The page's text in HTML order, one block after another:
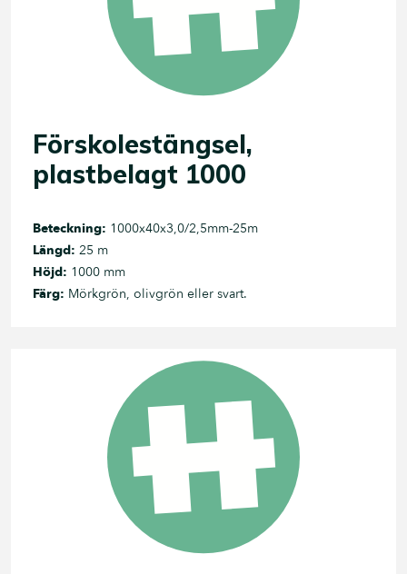
Förskolestängsel,
plastbelagt 1000
Beteckning: 1000x40x3,0/2,5mm-25m
Längd: 25 m
Höjd: 1000 mm
Färg: Mörkgrön, olivgrön eller svart.